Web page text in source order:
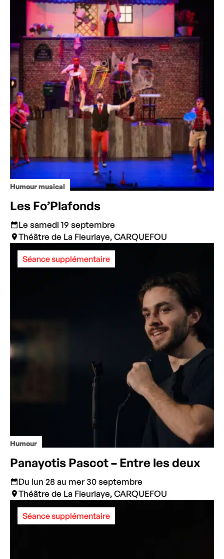
Humour musical
Les Fo’Plafonds
Le samedi 19 septembre
Théâtre de La Fleuriaye, CARQUEFOU
Humour
Séance supplémentaire
Panayotis Pascot – Entre les deux
Du lun 28 au mer 30 septembre
Théâtre de La Fleuriaye, CARQUEFOU
Séance supplémentaire